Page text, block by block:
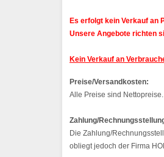
Es erfolgt kein Verkauf an
Unsere Angebote richten
Kein Verkauf an
Preise/Versandkosten:
Alle Preise sind
Zahlung/
Die Zahlung/
obliegt jedoch der Firma